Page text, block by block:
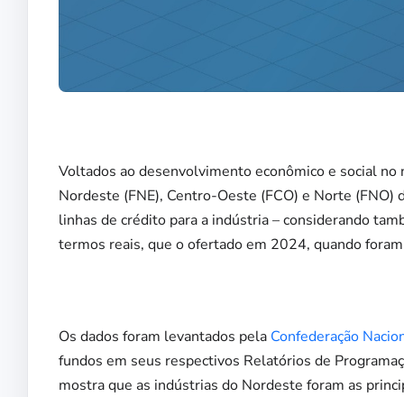
Voltados ao desenvolvimento econômico e social
Nordeste (FNE), Centro-Oeste (FCO) e Norte
linhas de crédito para a indústria – considerando
termos reais, que o ofertado em 2024, quando
Os dados foram levantados pela Confederação
fundos em seus respectivos Relatórios de
mostra que as indústrias do Nordeste foram as